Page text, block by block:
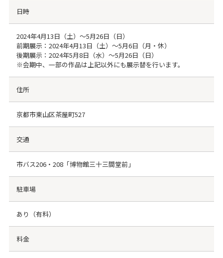
日時
2024年4月13日（土）～5月26日（日）
前期展示：2024年4月13日（土）～5月6日（月・休）
後期展示：2024年5月8日（水）～5月26日（日）
※会期中、一部の作品は上記以外にも展示替を行います。
住所
京都市東山区茶屋町527
交通
市バス206・208「博物館三十三間堂前」
駐車場
あり（有料）
料金